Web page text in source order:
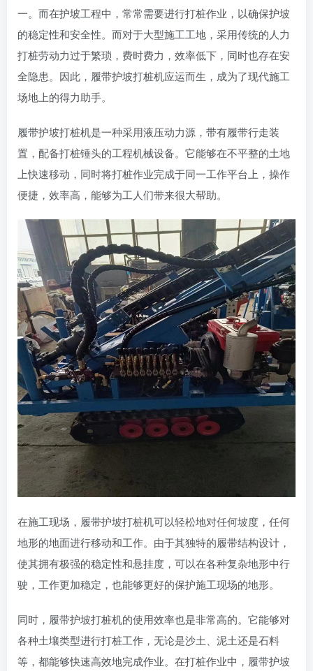
一。而在护坡工程中，常常需要进行打桩作业，以确保护坡
的稳定性和安全性。而对于大型施工工地，采用传统的人力
打桩劳动力过于繁琐，费时费力，效率低下，同时也存在安
全隐患。因此，履带护坡打桩机应运而生，成为了现代施工
场地上的得力助手。
履带护坡打桩机是一种采用液压动力源，带有履带行走装
置，配备打桩锤头的工程机械设备。它能够在不平整的土地
上快速移动，同时将打桩作业完成于同一工作平台上，操作
便捷，效率高，能够为工人们带来很大帮助。
在施工现场，履带护坡打桩机可以轻松地对任何坡度，任何
地形的地面进行移动和工作。由于其独特的履带结构设计，
使其拥有极强的稳定性和悬挂度，可以在各种复杂地形中行
驶，工作更加稳定，也能够更好的保护施工现场的地形。
同时，履带护坡打桩机的使用效率也是非常高的。它能够对
各种土壤类型进行打桩工作，无论是沙土、泥土还是石料
等，都能够快速高效地完成作业。在打桩作业中，履带护坡